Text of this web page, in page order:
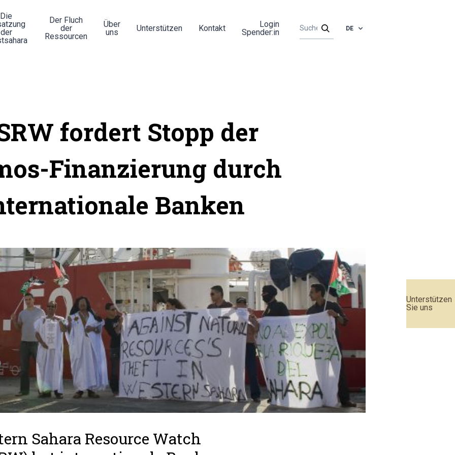
Unterstützen
Sie uns
Die
der
Der Fluch
der
Ressourcen
Über
uns
Unterstützen Kontakt
Login
Spender:in
DE
fordert Stopp der
Finanzierung durch
Banken
Sahara Resource Watch